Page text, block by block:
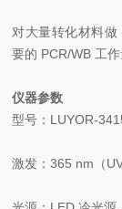
对大量转化材料做
要的 PCR/WB 工作
仪器参数
型号：LUYOR-
激发：365 nm（